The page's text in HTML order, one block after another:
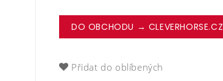
DO OBCHODU → CLEVERHORSE.CZ
Přidat do oblíbených